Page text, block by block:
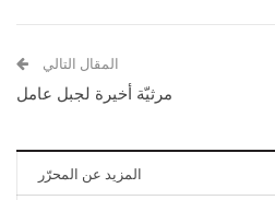
المقال التالي
مرثيّة أخيرة لجبل عامل
المزيد عن المحرّر